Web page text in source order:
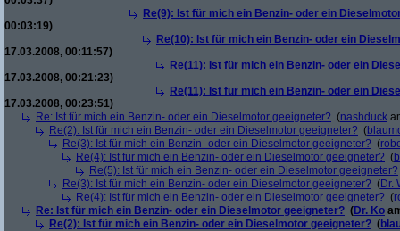
Re(9): Ist für mich ein Benzin- oder ein
00:03:19)
Re(10): Ist für mich ein Benzin- oder ein
17.03.2008, 00:11:57)
Re(11): Ist für mich ein Benzin- oder ein
17.03.2008, 00:21:23)
Re(11): Ist für mich ein Benzin- oder ein
17.03.2008, 00:23:51)
Re: Ist für mich ein Benzin- oder ein Dieselmotor geeigneter? (nashduck
Re(2): Ist für mich ein Benzin- oder ein Dieselmotor geeigneter? (
Re(3): Ist für mich ein Benzin- oder ein Dieselmotor geeigneter? (
Re(4): Ist für mich ein Benzin- oder ein Dieselmotor geeigneter? (
Re(5): Ist für mich ein Benzin- oder ein Dieselmotor geeigneter?
Re(3): Ist für mich ein Benzin- oder ein Dieselmotor geeigneter? (Dr.
Re(4): Ist für mich ein Benzin- oder ein Dieselmotor geeigneter? (
Re: Ist für mich ein Benzin- oder ein Dieselmotor geeigneter? (Dr. Ko
Re(2): Ist für mich ein Benzin- oder ein Dieselmotor geeigneter? (